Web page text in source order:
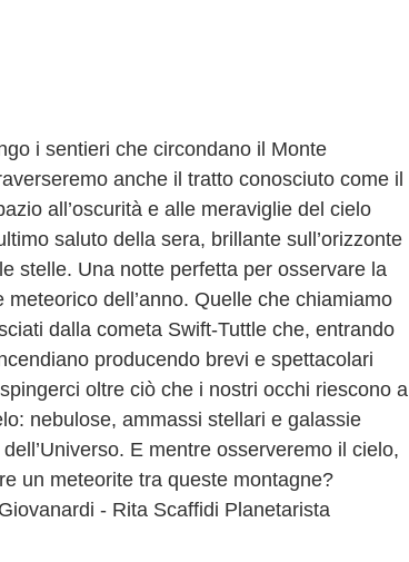
i sentieri che circondano il Monte
anche il tratto conosciuto come il
all’oscurità e alle meraviglie del cielo
saluto della sera, brillante sull’orizzonte
stelle. Una notte perfetta per osservare la
dell’anno. Quelle che chiamiamo
dalla cometa Swift-Tuttle che, entrando
producendo brevi e spettacolari
oltre ciò che i nostri occhi riescono a
nebulose, ammassi stellari e galassie
E mentre osserveremo il cielo,
un meteorite tra queste montagne?
- Rita Scaffidi Planetarista